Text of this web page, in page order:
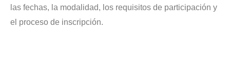
las fechas, la modalidad, los requisitos de participación y
el proceso de inscripción.